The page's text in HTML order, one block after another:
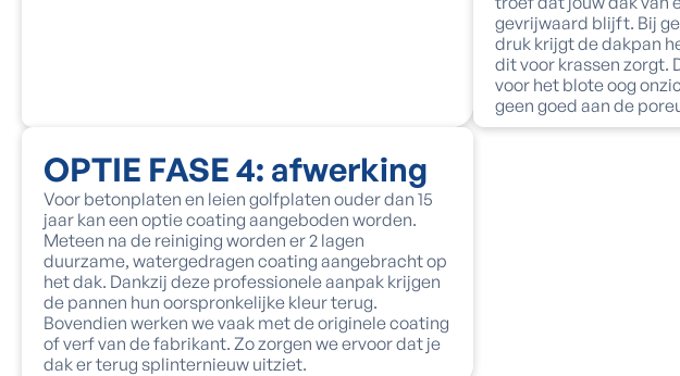
gevrijwaard blijft. Bij
druk krijgt de dakpan
dit voor krassen zorgt.
voor het blote oog
geen goed aan de
OPTIE FASE 4: afwerking
Voor betonplaten en leien golfplaten ouder dan 15
jaar kan een optie coating aangeboden worden.
Meteen na de reiniging worden er 2 lagen
duurzame, watergedragen coating aangebracht op
het dak. Dankzij deze professionele aanpak krijgen
de pannen hun oorspronkelijke kleur terug.
Bovendien werken we vaak met de originele coating
of verf van de fabrikant. Zo zorgen we ervoor dat je
dak er terug splinternieuw uitziet.